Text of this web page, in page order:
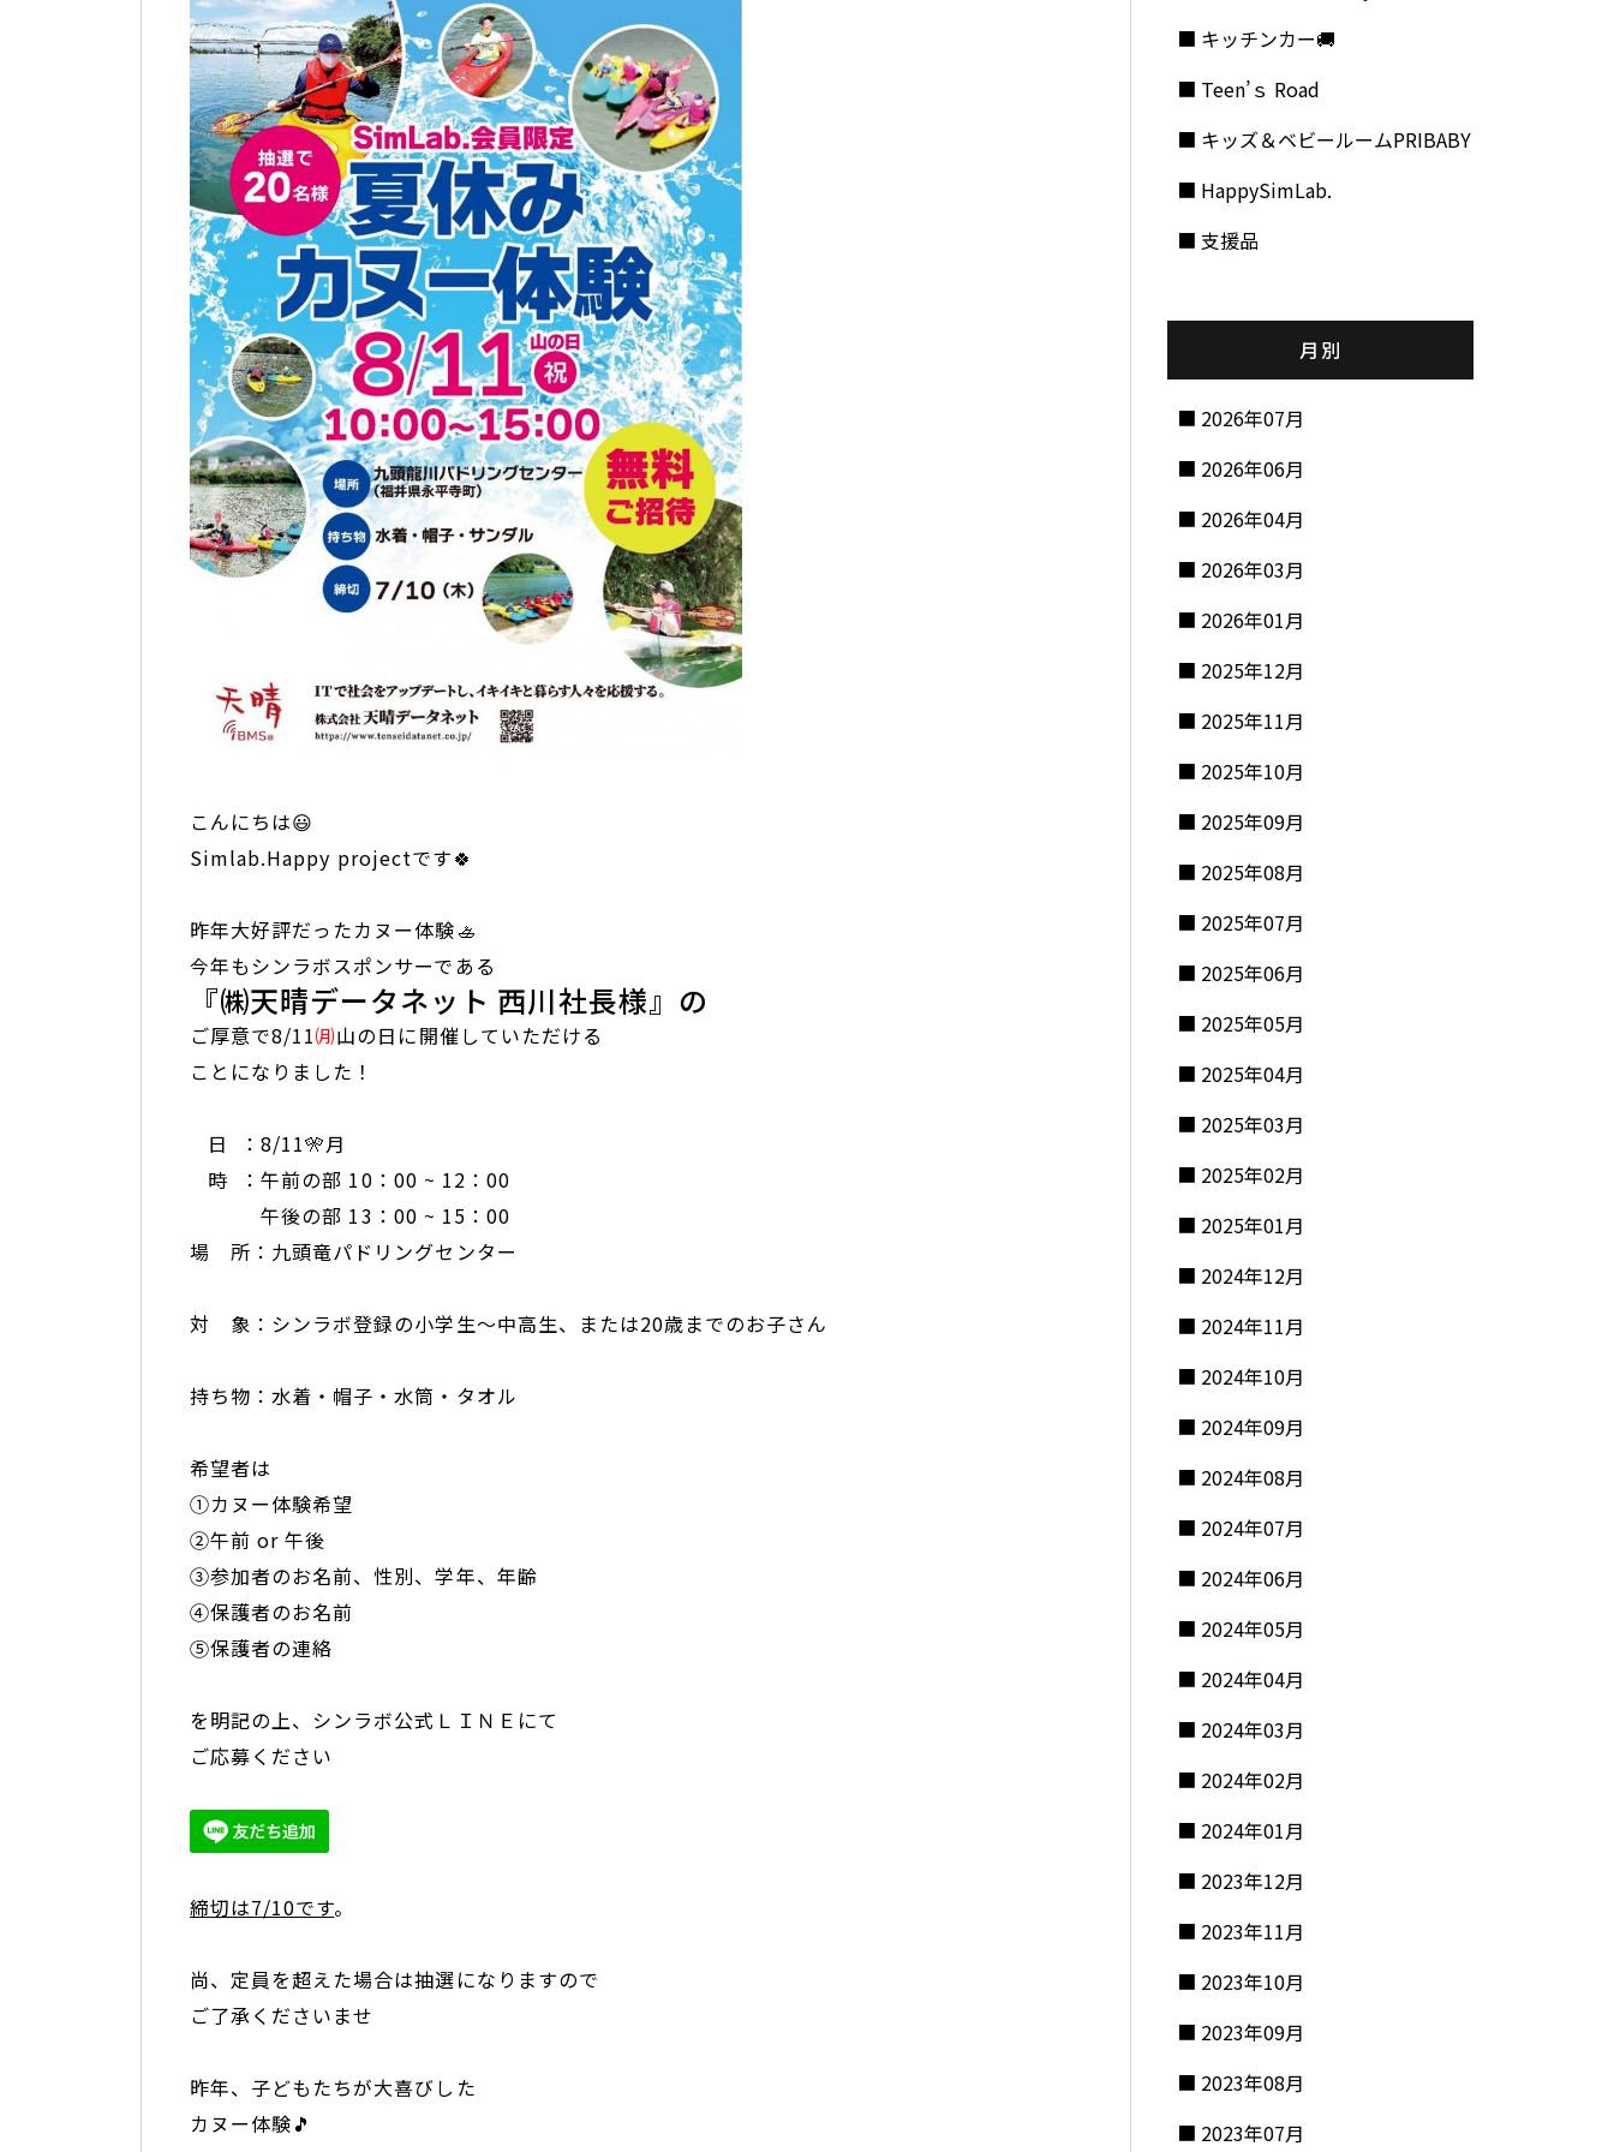
こんにちは😃
Simlab.Happy projectです🍀
昨年大好評だったカヌー体験🚣
今年もシンラボスポンサーである
『㈱天晴データネット 西川社長様』の
ご厚意で8/11㈪山の日に開催していただける
ことになりました！
日 ：8/11🎌月
時 ：午前の部 10：00 ~ 12：00
午後の部 13：00 ~ 15：00
場 所：九頭竜パドリングセンター
対 象：シンラボ登録の小学生～中高生、または20歳までのお子さん
持ち物：水着・帽子・水筒・タオル
希望者は
➀カヌー体験希望
②午前 or 午後
③参加者のお名前、性別、学年、年齢
④保護者のお名前
⑤保護者の連絡
を明記の上、シンラボ公式ＬＩＮＥにて
ご応募ください
締切は7/10です。
尚、定員を超えた場合は抽選になりますので
ご了承くださいませ
昨年、子どもたちが大喜びした
カヌー体験🎵
キッチンカー🚚
Teen’ｓ Road
キッズ＆ベビールームPRIBABY
HappySimLab.
支援品
月別
2026年07月
2026年06月
2026年04月
2026年03月
2026年01月
2025年12月
2025年11月
2025年10月
2025年09月
2025年08月
2025年07月
2025年06月
2025年05月
2025年04月
2025年03月
2025年02月
2025年01月
2024年12月
2024年11月
2024年10月
2024年09月
2024年08月
2024年07月
2024年06月
2024年05月
2024年04月
2024年03月
2024年02月
2024年01月
2023年12月
2023年11月
2023年10月
2023年09月
2023年08月
2023年07月